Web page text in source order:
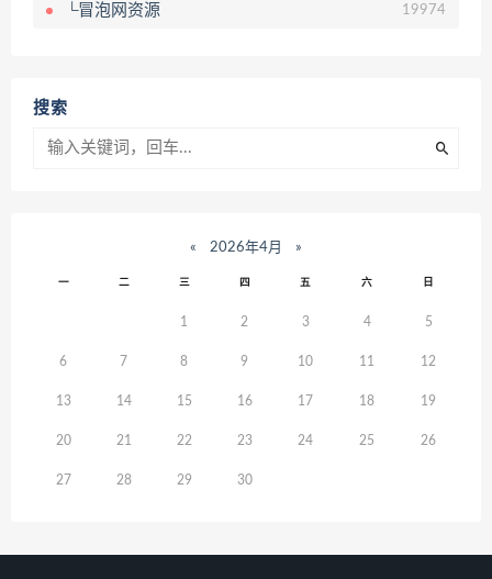
└冒泡网资源 19974
搜索
« 2026年4月 »
一 二 三 四 五 六 日
1 2 3 4 5
6 7 8 9 10 11 12
13 14 15 16 17 18 19
20 21 22 23 24 25 26
27 28 29 30